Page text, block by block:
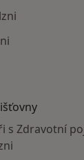
s Zdravotní